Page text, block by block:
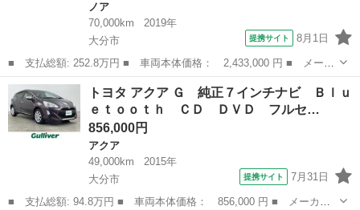
ノア
70,000km
2019年
大分市
提携サイト 8月1日
■ 支払総額: 252.8万円 ■ 車両本体価格： 2,433,000 円 ■ メーカ
ー名： トヨタ ■ 車種名： ノア ■ グレード名： Ｓｉ ダブル
バイビーＩＩ モデリスタ 純正９型ナビ Ｂカメ 両側電動 Ｔ
Ｖ Ｂｌｕ...
大分 大分市 ノア
トヨタ アクア Ｇ 純正７インチナビ Ｂｌｕ
ｅｔｏｏｔｈ ＣＤ ＤＶＤ フルセ…
856,000円
アクア
49,000km
2015年
大分市
提携サイト 7月31日
■ 支払総額: 94.8万円 ■ 車両本体価格： 856,000 円 ■ メーカー